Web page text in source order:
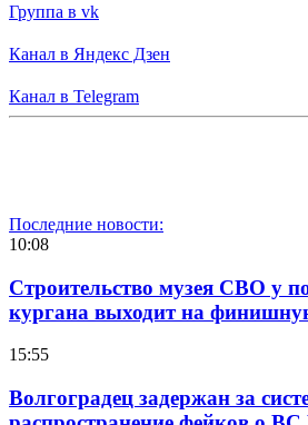
Группа в vk
Канал в Яндекс Дзен
Канал в Telegram
Последние новости:
10:08
Строительство музея СВО у
кургана выходит на
15:55
Волгоградец задержан за